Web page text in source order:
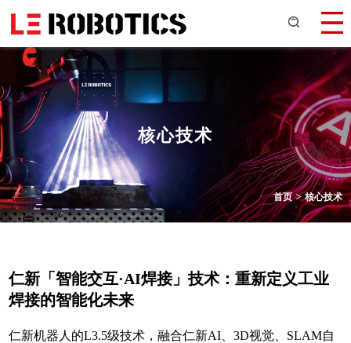
核心技术
首页>核心技术
仁新「智能交互·AI焊接」技术：重新定义工业
焊接的智能化未来
仁新机器人的L3.5级技术，融合仁新AI、3D视觉、SLAM自